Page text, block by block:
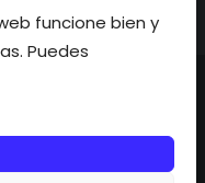
funcione bien y
Puedes